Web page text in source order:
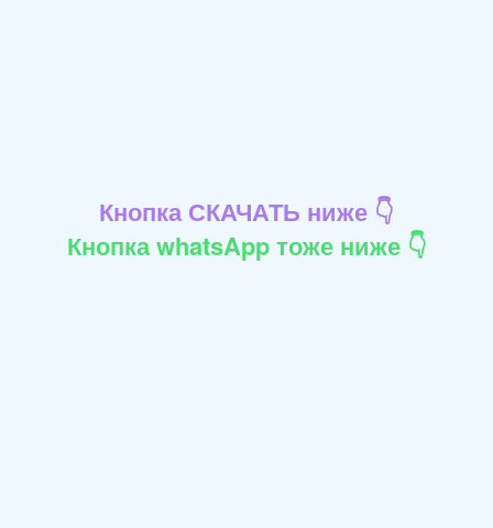
Кнопка СКАЧАТЬ ниже 👇
Кнопка whatsApp тоже ниже 👇